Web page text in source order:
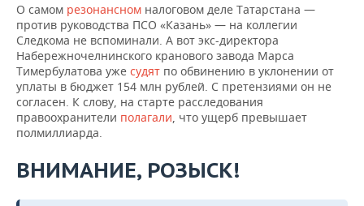
О самом резонансном налоговом деле Татарстана —
против руководства ПСО «Казань» — на коллегии
Следкома не вспоминали. А вот экс-директора
Набережночелнинского кранового завода Марса
Тимербулатова уже судят по обвинению в уклонении от
уплаты в бюджет 154 млн рублей. С претензиями он не
согласен. К слову, на старте расследования
правоохранители полагали , что ущерб превышает
полмиллиарда.
ВНИМАНИЕ, РОЗЫСК!